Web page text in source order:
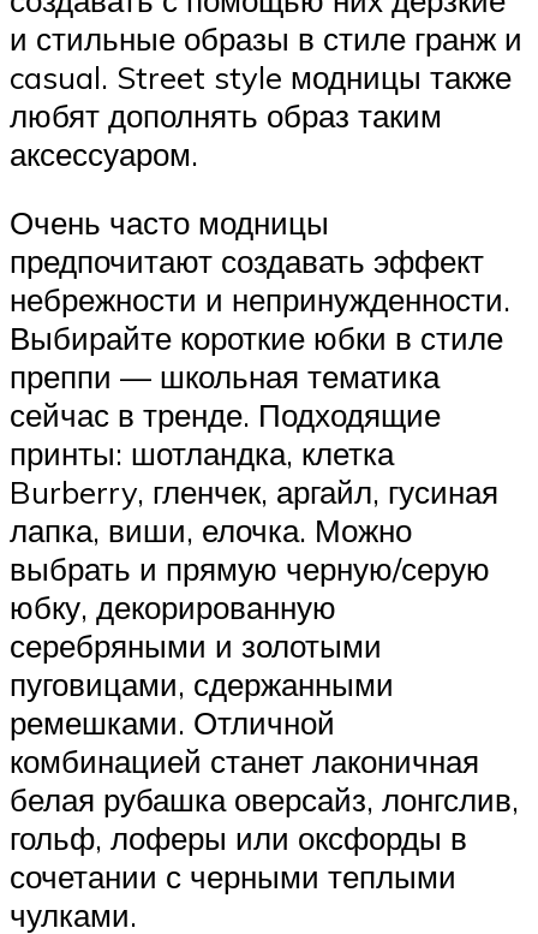
и стильные образы в стиле гранж и
casual. Street style модницы также
любят дополнять образ таким
аксессуаром.
Очень часто модницы
предпочитают создавать эффект
небрежности и непринужденности.
Выбирайте короткие юбки в стиле
преппи — школьная тематика
сейчас в тренде. Подходящие
принты: шотландка, клетка
Burberry, гленчек, аргайл, гусиная
лапка, виши, елочка. Можно
выбрать и прямую черную/серую
юбку, декорированную
серебряными и золотыми
пуговицами, сдержанными
ремешками. Отличной
комбинацией станет лаконичная
белая рубашка оверсайз, лонгслив,
гольф, лоферы или оксфорды в
сочетании с черными теплыми
чулками.